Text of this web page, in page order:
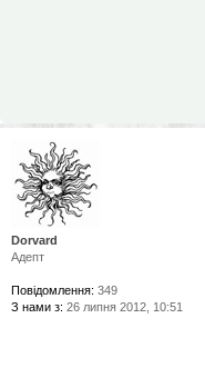
Dorvard
Адепт
Повідомлення: 349
З нами з: 26 липня 2012, 10:51